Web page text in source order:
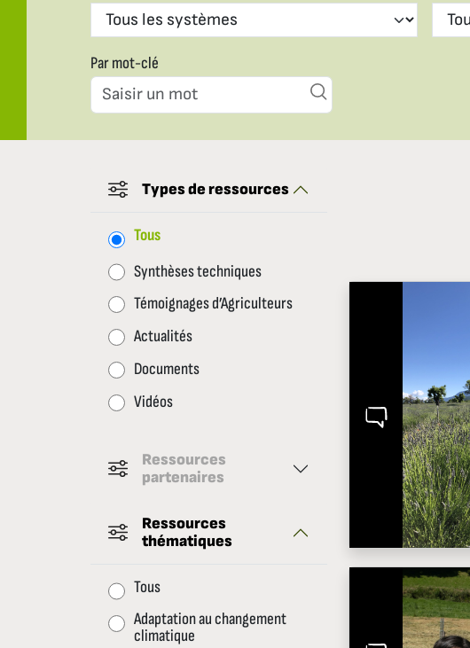
Par mot-clé
Types de ressources
Tous
Synthèses techniques
Témoignages d’Agriculteurs
Actualités
Documents
Vidéos
Ressources
partenaires
Ressources
thématiques
Tous
Adaptation au changement
climatique